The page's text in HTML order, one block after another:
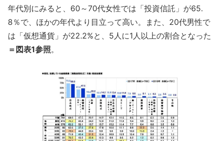
年代別にみると、60～70代女性では「投資信託」が65.
8％で、ほかの年代より目立って高い。また、20代男性で
は「仮想通貨」が22.2%と、5人に1人以上の割合となった
＝図表1参照。